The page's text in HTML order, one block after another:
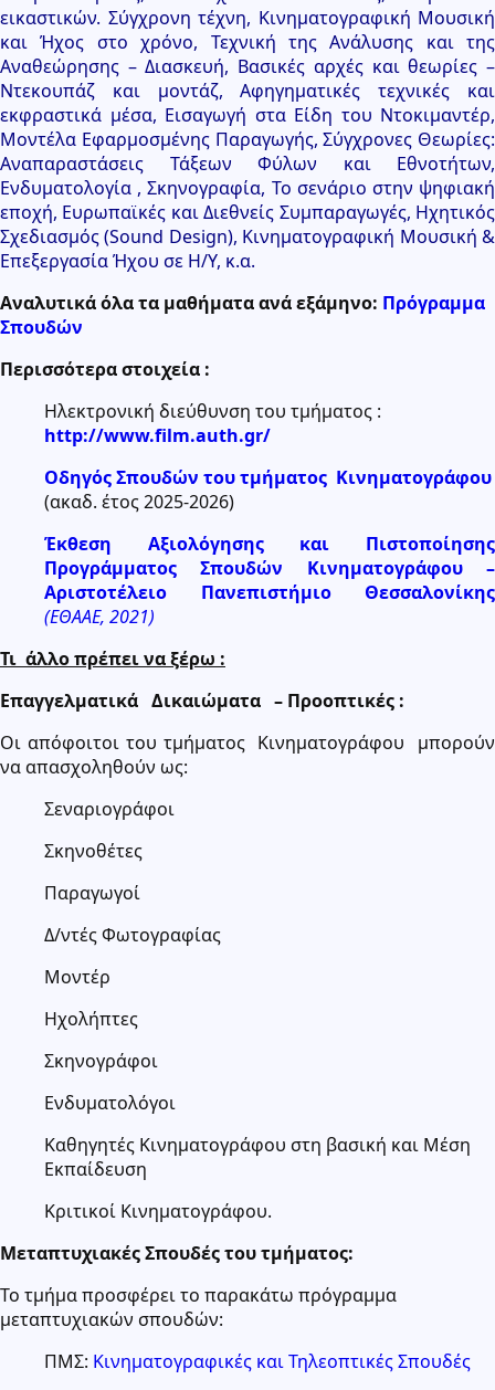
εικαστικών. Σύγχρονη τέχνη, Κινηματογραφική Μουσική
και Ήχος στο χρόνο, Τεχνική της Ανάλυσης και της
Αναθεώρησης – Διασκευή, Βασικές αρχές και θεωρίες –
Ντεκουπάζ και μοντάζ, Αφηγηματικές τεχνικές και
εκφραστικά μέσα, Εισαγωγή στα Είδη του Ντοκιμαντέρ,
Μοντέλα Εφαρμοσμένης Παραγωγής, Σύγχρονες Θεωρίες:
Αναπαραστάσεις Τάξεων Φύλων και Εθνοτήτων,
Ενδυματολογία , Σκηνογραφία, Το σενάριο στην ψηφιακή
εποχή, Ευρωπαϊκές και Διεθνείς Συμπαραγωγές, Ηχητικός
Σχεδιασμός (Sound Design), Κινηματογραφική Μουσική &
Επεξεργασία Ήχου σε Η/Υ, κ.α.
Αναλυτικά όλα τα μαθήματα ανά εξάμηνο: Πρόγραμμα
Σπουδών
Περισσότερα στοιχεία :
Ηλεκτρονική διεύθυνση του τμήματος :
http://www.film.auth.gr/
Οδηγός Σπουδών του τμήματος Κινηματογράφου
(ακαδ. έτος 2025-2026)
Έκθεση Αξιολόγησης και Πιστοποίησης
Προγράμματος Σπουδών Κινηματογράφου –
Αριστοτέλειο Πανεπιστήμιο Θεσσαλονίκης
(ΕΘΑΑΕ, 2021)
Τι άλλο πρέπει να ξέρω :
Επαγγελματικά Δικαιώματα – Προοπτικές :
Οι απόφοιτοι του τμήματος Κινηματογράφου μπορούν
να απασχοληθούν ως:
Σεναριογράφοι
Σκηνοθέτες
Παραγωγοί
Δ/ντές Φωτογραφίας
Μοντέρ
Ηχολήπτες
Σκηνογράφοι
Ενδυματολόγοι
Καθηγητές Κινηματογράφου στη βασική και Μέση
Εκπαίδευση
Κριτικοί Κινηματογράφου.
Μεταπτυχιακές Σπουδές του τμήματος:
Το τμήμα προσφέρει το παρακάτω πρόγραμμα
μεταπτυχιακών σπουδών:
ΠΜΣ: Κινηματογραφικές και Τηλεοπτικές Σπουδές